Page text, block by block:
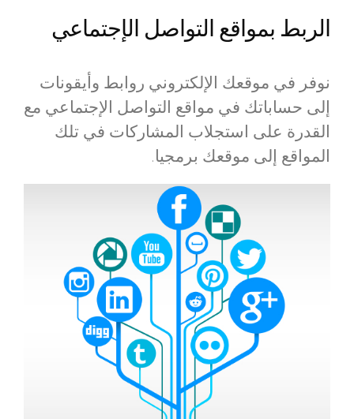
الربط بمواقع التواصل الإجتماعي
نوفر في موقعك الإلكتروني روابط وأيقونات
إلى حساباتك في مواقع التواصل الإجتماعي مع
القدرة على استجلاب المشاركات في تلك
المواقع إلى موقعك برمجيا.